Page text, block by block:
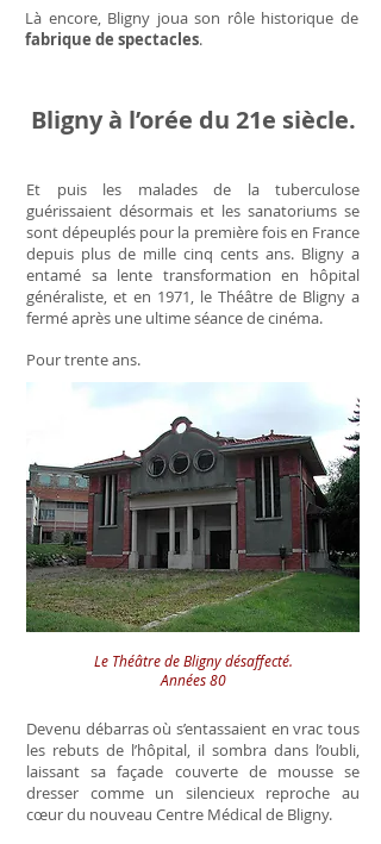
Là encore, Bligny joua son rôle historique de
fabrique de spectacles.
Bligny à l’orée du 21e siècle.
Et puis les malades de la tuberculose
guérissaient désormais et les sanatoriums se
sont dépeuplés pour la première fois en France
depuis plus de mille cinq cents ans. Bligny a
entamé sa lente transformation en hôpital
généraliste, et en 1971, le Théâtre de Bligny a
fermé après une ultime séance de cinéma.
Pour trente ans.
Le Théâtre de Bligny désaffecté.
Années 80
Devenu débarras où s’entassaient en vrac tous
les rebuts de l’hôpital, il sombra dans l’oubli,
laissant sa façade couverte de mousse se
dresser comme un silencieux reproche au
cœur du nouveau Centre Médical de Bligny.